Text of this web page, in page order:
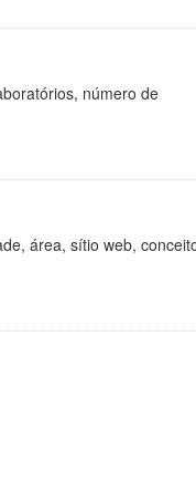
número de
área, sítio web,